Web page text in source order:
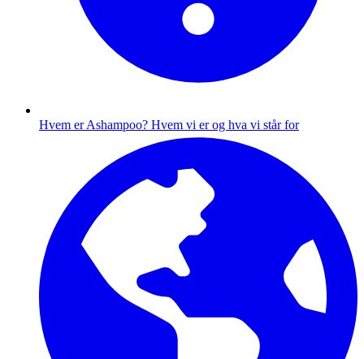
Hvem er Ashampoo? Hvem vi er og hva vi står for